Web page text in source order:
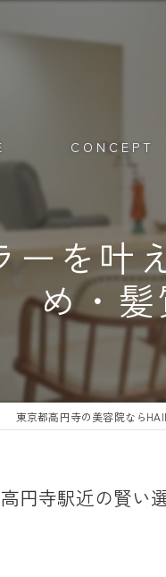
CONCEPT
ーを叶
め・
東京都高円寺の美容院なら
円寺駅近の賢い